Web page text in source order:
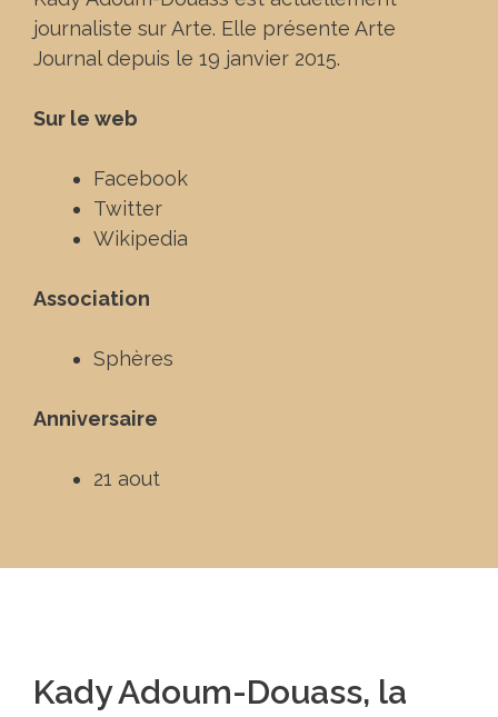
journaliste sur Arte. Elle présente Arte
Journal depuis le 19 janvier 2015.
Sur le web
Facebook
Twitter
Wikipedia
Association
Sphères
Anniversaire
21 aout
Kady Adoum-Douass, la